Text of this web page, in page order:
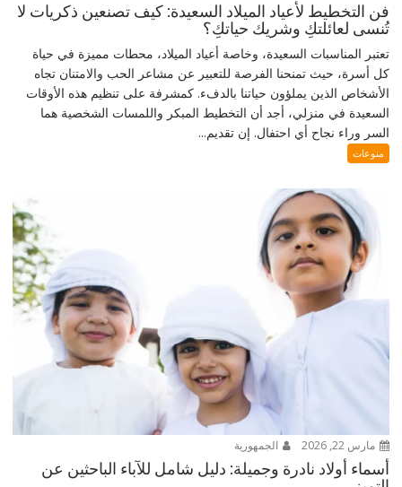
فن التخطيط لأعياد الميلاد السعيدة: كيف تصنعين ذكريات لا
تُنسى لعائلتكِ وشريك حياتكِ؟
تعتبر المناسبات السعيدة، وخاصة أعياد الميلاد، محطات مميزة في حياة
كل أسرة، حيث تمنحنا الفرصة للتعبير عن مشاعر الحب والامتنان تجاه
الأشخاص الذين يملؤون حياتنا بالدفء. كمشرفة على تنظيم هذه الأوقات
السعيدة في منزلي، أجد أن التخطيط المبكر واللمسات الشخصية هما
السر وراء نجاح أي احتفال. إن تقديم...
منوعات
مارس 22, 2026 الجمهورية
أسماء أولاد نادرة وجميلة: دليل شامل للآباء الباحثين عن